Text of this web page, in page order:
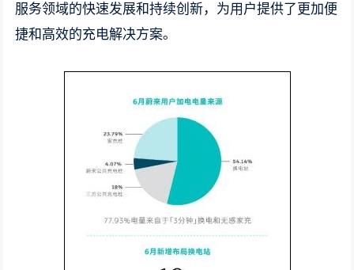
服务领域的快速发展和持续创新，为用户提供了更加便
捷和高效的充电解决方案。